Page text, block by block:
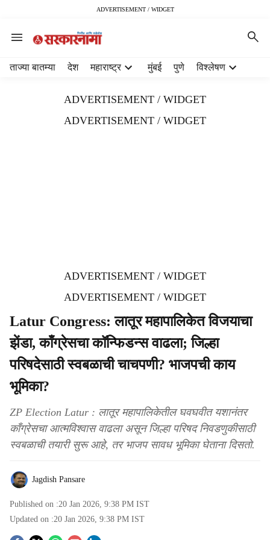
ADVERTISEMENT / WIDGET
ताज्या बातम्या देश महाराष्ट्र मुंबई पुणे विश्लेषण
ADVERTISEMENT / WIDGET
ADVERTISEMENT / WIDGET
ADVERTISEMENT / WIDGET
ADVERTISEMENT / WIDGET
Latur Congress: लातूर महापालिकेत विजयाचा
झेंडा, काँग्रेसचा कॉन्फिडन्स वाढला; जिल्हा
परिषदेसाठी स्वबळाची चाचपणी? भाजपची काय
भूमिका?
ZP Election Latur : लातूर महापालिकेतील घवघवीत यशानंतर
काँग्रेसचा आत्मविश्वास वाढला असून जिल्हा परिषद निवडणुकीसाठी
स्वबळाची तयारी सुरू आहे, तर भाजप सावध भूमिका घेताना दिसतो.
Jagdish Pansare
Published on :20 Jan 2026, 9:38 PM IST
Updated on :20 Jan 2026, 9:38 PM IST